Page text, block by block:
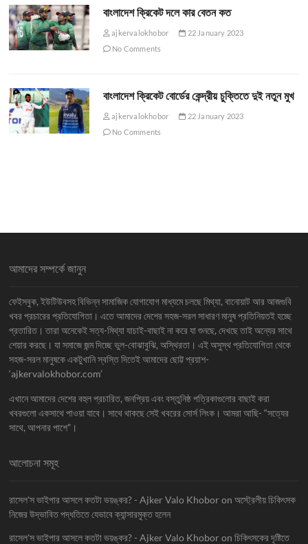
বাংলাদেশ ক্রিকেট দলে কার বেতন কত
ajkervalokhobor
22 January 2023
No Comments
বাংলাদেশ ক্রিকেট বোর্ডের কেন্দ্রীয় চুক্তিতে দুই নতুন মুখ
ajkervalokhobor
22 January 2023
No Comments
আমাদের সম্পর্কে জানুন
ফেইসবুক, ইউটিউবসহ বিভিন্ন সামাজিক যোগাযোগ মাধ্যমে চলছে মিথ্যা, বানোয়াট আর আজগুবি
খবর প্রচারের প্রতিযোগিতা। এতে আমাদের দেশের সহজ-সরল সাধারণ মানুষ প্রতিনিয়তই হচ্ছে
প্রতারিত। তারা অনেকেই সত্য-মিথ্যা যাচাই-বাছাই না করে যা শুনছে, দেখছে তাই অন্যের সাথে
শেয়ার করছে। যা সমাজে জন্ম দিচ্ছে ভুল-বোঝাবুঝি, অস্থিরতা। এই অসুস্থ প্রতিযোগিতা থেকে
সহজ-সরল মানুষকে একটুখানি স্বস্তি দিতেই আমাদের ছোট্ট প্রয়াশ-
‘ajkervalokhobor.com’
এখানে আমাদের দেশের বহুল প্রচারিত, জনপ্রিয় এবং বস্তুনিষ্ঠ পত্রিকাগুলোর বাছাই করা
খবরগুলো একসাথে পাওয়া যাবে। সাথে থাকছে সেই খবরের সোর্স লিংক। আমরা আছি- “সত্যের
সাথে, আপনার পাশে”।
আলোচনা সমূহ
রাসেল'স ভাইপার আসলে কতটা ভয়ঙ্কর? - Ajker Valo Khobor onঅস্ট্রেলীয় চিকিৎসক
নিজের উদ্ভাবিত পদ্ধতিতে যেভাবে ক্যান্সারমুক্ত হলেন
রাসেল'স ভাইপার আসলে কতটা ভয়ঙ্কর? - Ajker Valo Khobor onচিকিৎসকের দৃষ্টিতে